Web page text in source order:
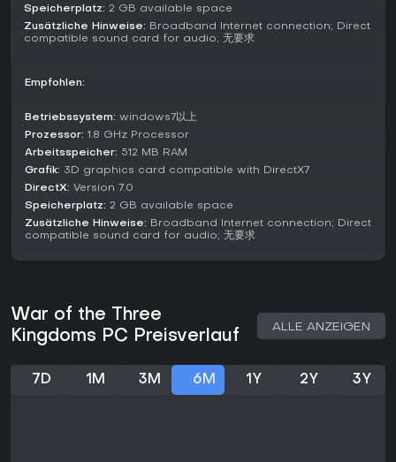
automatische Kämpfe und saisonale Ranglisten.
Storygetriebene PVE-Abenteuer lassen Narrative durch
Kartenplays entdecken, Casual-Landlord-Modus bietet
runden das Angebot ab - insgesamt mehr als 30 Modi für
Community Features and Updates
War of the Three Kingdoms schafft eine kollaborative
Community, in der Spieler Inhalte mitgestalten. Mit dem
Editor-Tool lassen sich eigene Generäle, Skills und sogar
neue Modi entwerfen, inklusive Belohnungen für Mitmacher.
Neueste Updates bringen großzügige Neuling-Vorteile wie
150 Züge bei der Anmeldung, Zugang zu fünf Tiger-
motivieren. Diese Updates fördern faire Fortschritte, wie
nicht-wiederholende Rekrutierungen für starke Rosters ohne
Frust.
Lohnt es sich?
Fans von Strategie-Kartenspielen mit historischem
Speicherplatz: 2 GB available space
Zusätzliche Hinweise: Broadband Internet connection; Direct
compatible sound card for audio; 无要求
Empfohlen:
Betriebssystem: windows7以上
Prozessor: 1.8 GHz Processor
Arbeitsspeicher: 512 MB RAM
Grafik: 3D graphics card compatible with DirectX7
DirectX: Version 7.0
Speicherplatz: 2 GB available space
Zusätzliche Hinweise: Broadband Internet connection; Direct
compatible sound card for audio; 无要求
War of the Three
Kingdoms PC Preisverlauf
ALLE ANZEIGEN
7D 1M 3M 6M 1Y 2Y 3Y